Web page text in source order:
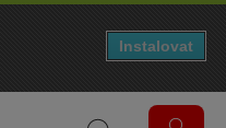
Instalovat